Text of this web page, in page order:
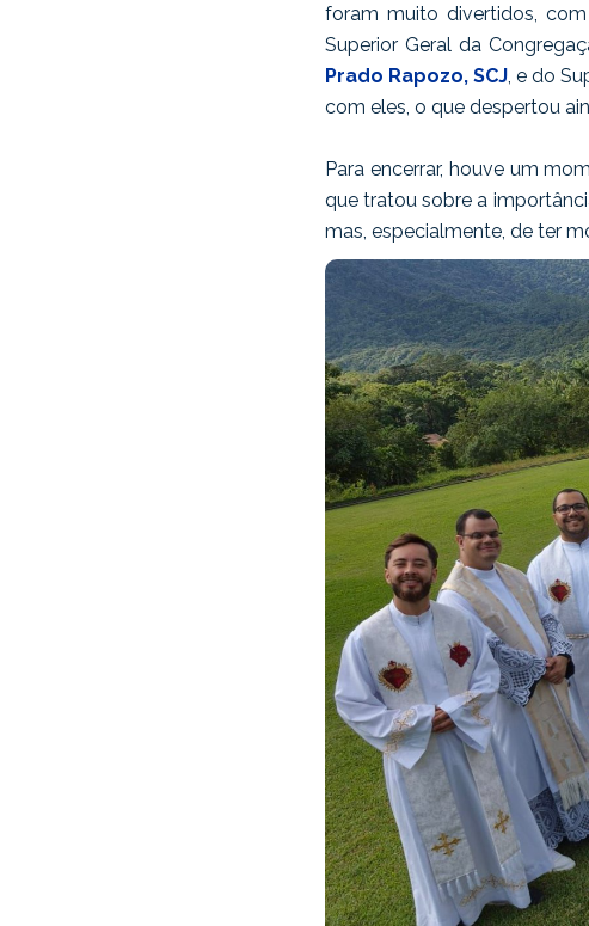
foram muito divertidos,
Superior Geral da
Prado Rapozo, SCJ , e do
com eles, o que despertou
Para encerrar, houve um
que tratou sobre a
mas, especialmente, de ter